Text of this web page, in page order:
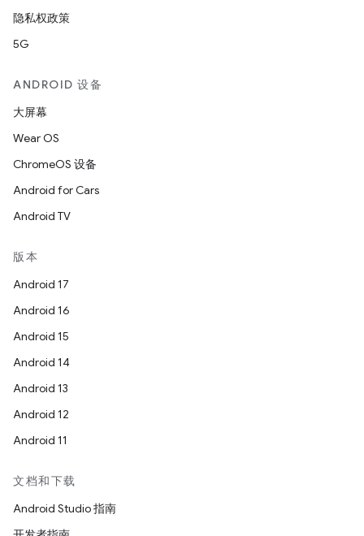
隐私权政策
5G
ANDROID 设备
大屏幕
Wear OS
ChromeOS 设备
Android for Cars
Android TV
版本
Android 17
Android 16
Android 15
Android 14
Android 13
Android 12
Android 11
文档和下载
Android Studio 指南